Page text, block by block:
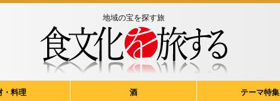
地域の宝を探す旅
・料理 酒 テーマ特集